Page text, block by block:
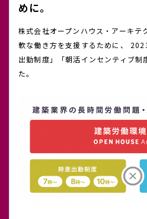
めに。
株式会社オープンハウス・アーキテ
軟な働き方を支援するために、
出勤制度」「朝活インセンティブ制
た。